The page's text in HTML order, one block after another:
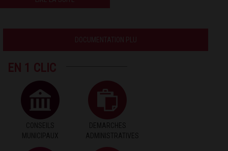
DOCUMENTATION PLU
EN 1 CLIC
CONSEILS
MUNICIPAUX
DEMARCHES
ADMINISTRATIVES